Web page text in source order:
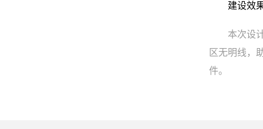
建设效
本次设
区无明线，
件。